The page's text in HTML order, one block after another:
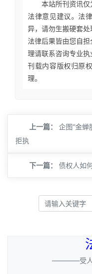
本站所刊资讯
法律意见建议。法
异，请勿生搬硬套
法律后果皆由您自
理请联系咨询专业
刊载内容版权归原
理。
上一篇：
企图“金蝉
拒执
下一篇： 债权人如
————受人